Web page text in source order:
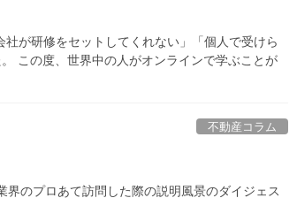
が研修をセットしてくれない」「個人で受けら
この度、世界中の人がオンラインで学ぶことが
不動産コラム
のプロあて訪問した際の説明風景のダイジェス